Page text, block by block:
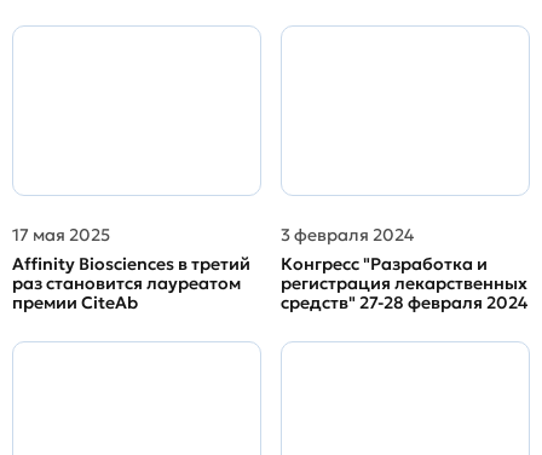
17 мая 2025
Affinity Biosciences в третий
раз становится лауреатом
премии CiteAb
3 февраля 2024
Конгресс "Разработка и
регистрация лекарственных
средств" 27-28 февраля 2024